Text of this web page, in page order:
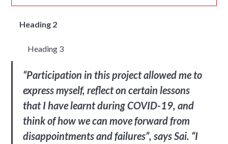
Heading 2
Heading 3
“Participation in this project allowed me to
express myself, reflect on certain lessons
that I have learnt during COVID-19, and
think of how we can move forward from
disappointments and failures”, says Sai. “I